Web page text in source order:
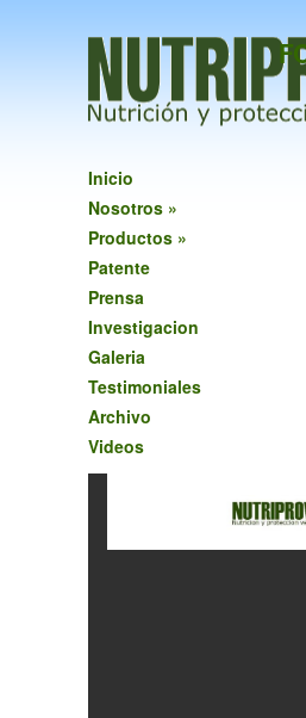
Inicio
Nosotros »
Productos »
Patente
Prensa
Investigacion
Galeria
Testimoniales
Archivo
Videos